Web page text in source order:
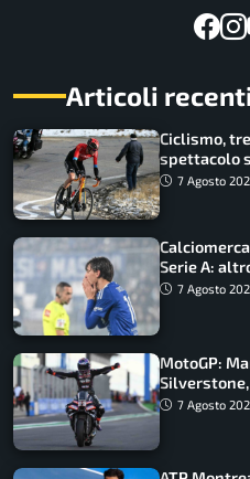
Articoli
Ciclismo,
spettacolo
come
7 Agosto
Serie A:
7 Agosto
MotoGP:
7 Agosto